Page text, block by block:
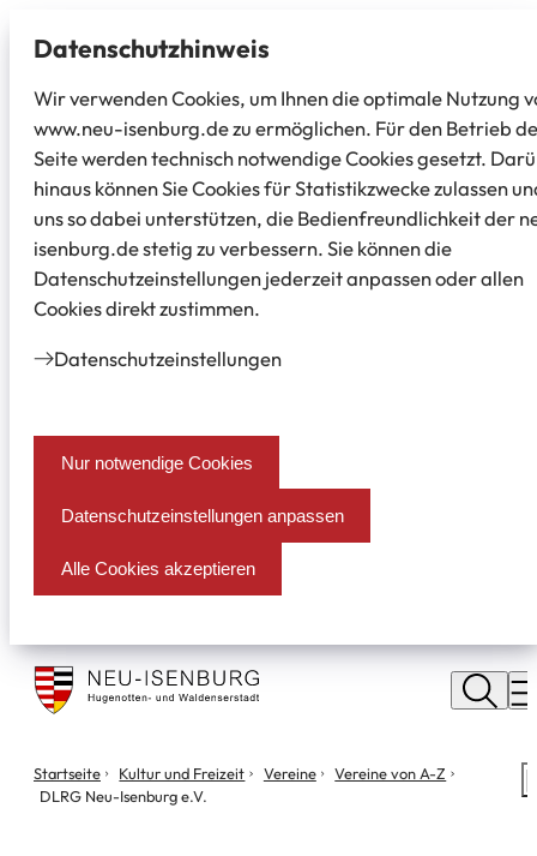
Datenschutz­hinweis
Wir verwenden Cookies, um Ihnen die optimale Nutzung
www.neu-isenburg.de zu ermöglichen. Für den Betrieb
Seite werden technisch notwendige Cookies gesetzt.
hinaus können Sie Cookies für Statistikzwecke zulassen
uns so dabei unterstützen, die Bedienfreundlichkeit der
isenburg.de stetig zu verbessern. Sie können die
Datenschutzeinstellungen jederzeit anpassen oder allen
Cookies direkt zustimmen.
Datenschutz­einstellungen
Nur notwendige Cookies
Datenschutzeinstellungen anpassen
Alle Cookies akzeptieren
Stadt
Neu
Isenburg
Sie
befinden
Startseite Kultur und Freizeit Vereine
Vereine von A-Z
DLRG Neu-Isenburg e.V.